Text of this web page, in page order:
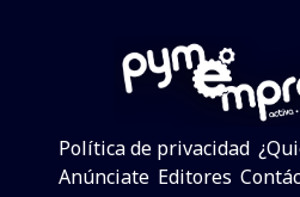
Política de privacidad
Anúnciate Editores